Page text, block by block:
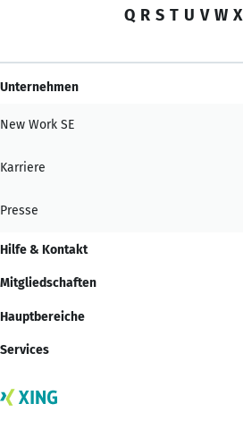
Q R S T U V W X
Unternehmen
New Work SE
Karriere
Presse
Hilfe & Kontakt
Mitgliedschaften
Hauptbereiche
Services